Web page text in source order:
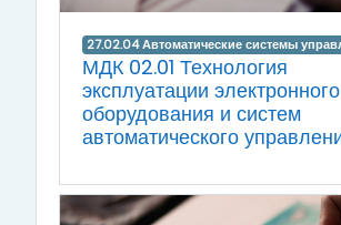
27.02.04 Автоматические системы
МДК 02.01 Технология
эксплуатации электронного
оборудования и систем
автоматического